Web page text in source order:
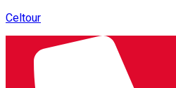
Celtour